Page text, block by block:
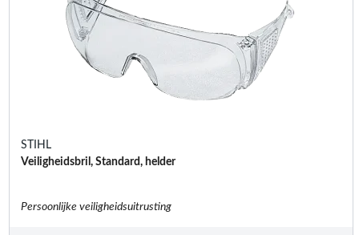
STIHL
Veiligheidsbril, Standard, helder
Persoonlijke veiligheidsuitrusting